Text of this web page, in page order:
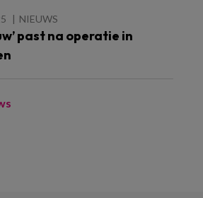
NIEUWS
past na operatie in